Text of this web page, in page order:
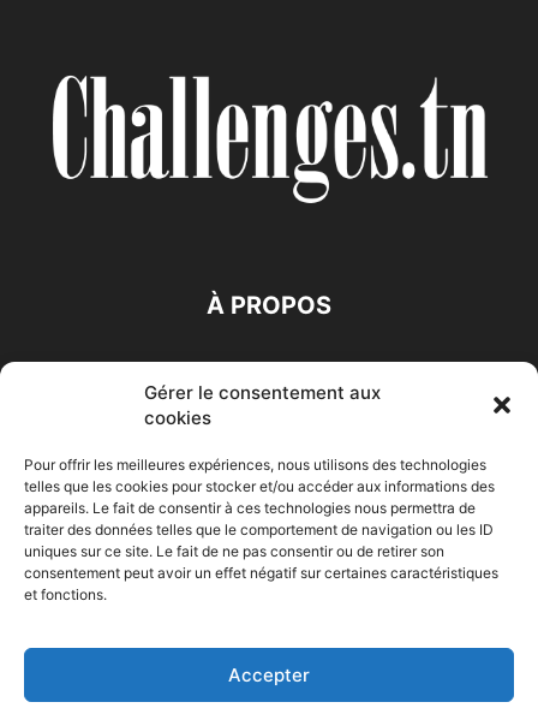
Gérer le consentement aux
cookies
Pour offrir les meilleures expériences, nous utilisons des technologies
telles que les cookies pour stocker et/ou accéder aux informations des
appareils. Le fait de consentir à ces technologies nous permettra de
traiter des données telles que le comportement de navigation ou les ID
uniques sur ce site. Le fait de ne pas consentir ou de retirer son
consentement peut avoir un effet négatif sur certaines caractéristiques
et fonctions.
Accepter
À PROPOS
Accueil Economie Entreprises Entrepreneur
Maghreb
© Challenges.tn By AAKOM.DIGITAL